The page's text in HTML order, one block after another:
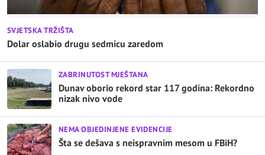
SVJETSKA TRŽIŠTA
Dolar oslabio drugu sedmicu zaredom
ZABRINUTOST MJEŠTANA
Dunav oborio rekord star 117 godina: Rekordno
nizak nivo vode
NEMA OBJEDINJENE EVIDENCIJE
Šta se dešava s neispravnim mesom u FBiH?